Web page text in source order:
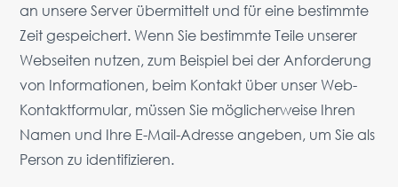
an unsere Server übermittelt und für eine bestimmte
Zeit gespeichert. Wenn Sie bestimmte Teile unserer
Webseiten nutzen, zum Beispiel bei der Anforderung
von Informationen, beim Kontakt über unser Web-
Kontaktformular, müssen Sie möglicherweise Ihren
Namen und Ihre E-Mail-Adresse angeben, um Sie als
Person zu identifizieren.